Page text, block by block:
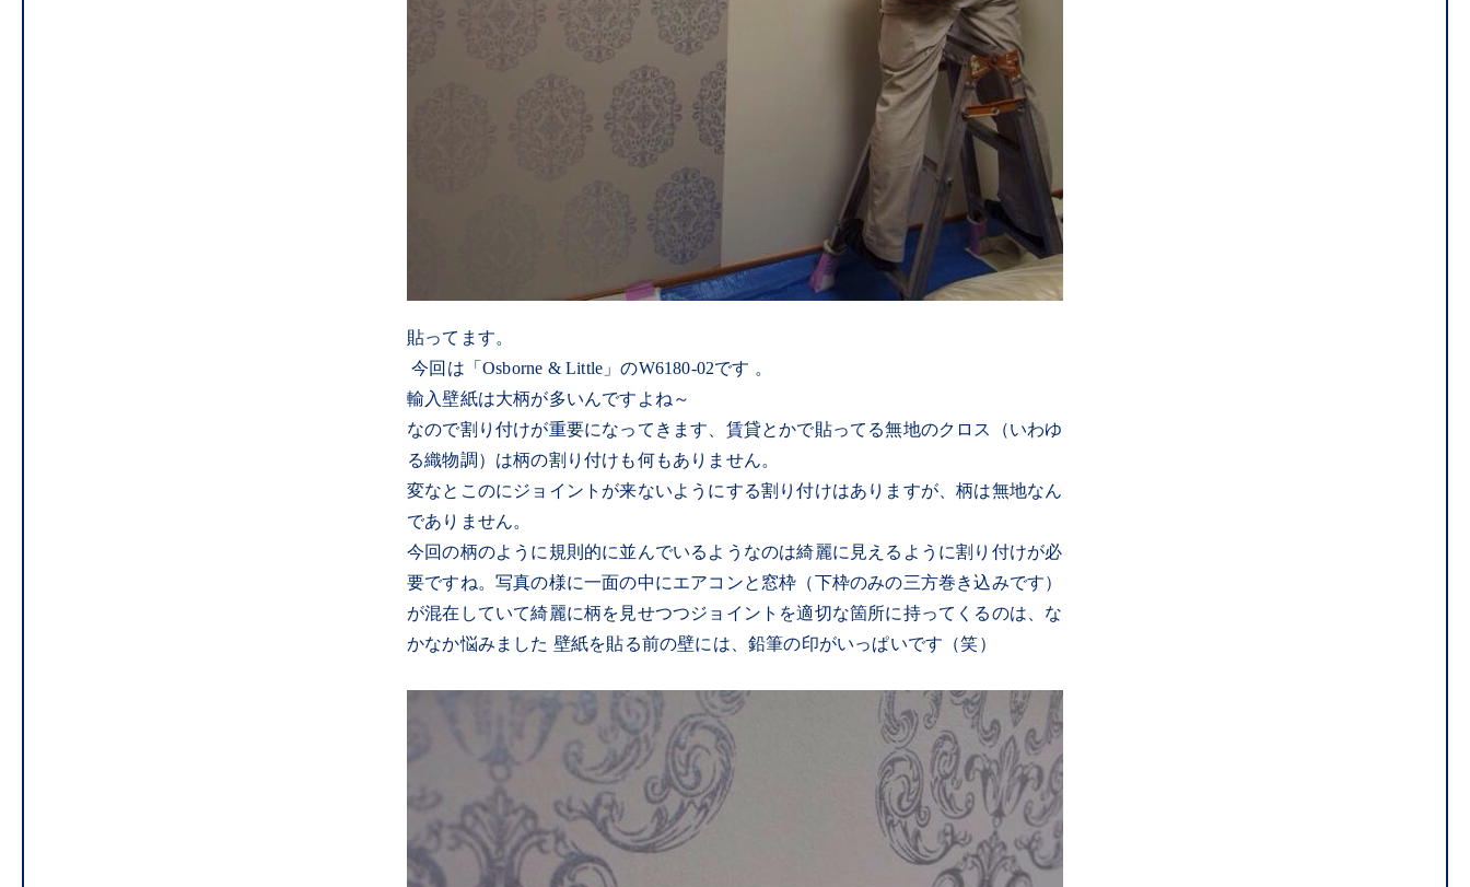
貼ってます。
今回は 「Osborne & Little」のW6180-02です 。
輸入壁紙は大柄が多いんですよね～
なので割り付けが重要になってきます、賃貸とかで貼ってる無地のクロス（いわゆ
る織物調）は柄の割り付けも何もありません。
変なとこのにジョイントが来ないようにする割り付けはありますが、柄は無地なん
でありません。
今回の柄のように規則的に並んでいるようなのは綺麗に見えるように割り付けが必
要ですね。写真の様に一面の中にエアコンと窓枠（下枠のみの三方巻き込みです）
が混在していて綺麗に柄を見せつつジョイントを適切な箇所に持ってくるのは、な
かなか悩みました 壁紙を貼る前の壁には、鉛筆の印がいっぱいです（笑）